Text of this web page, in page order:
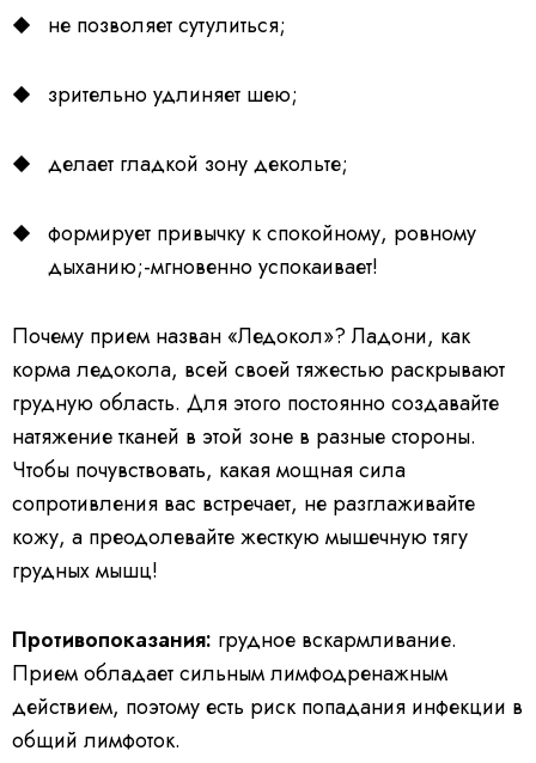
не позволяет сутулиться;
зрительно удлиняет шею;
делает гладкой зону декольте;
формирует привычку к спокойному, ровному
дыханию;-мгновенно успокаивает!
Почему прием назван «Ледокол»? Ладони, как
корма ледокола, всей своей тяжестью раскрывают
грудную область. Для этого постоянно создавайте
натяжение тканей в этой зоне в разные стороны.
Чтобы почувствовать, какая мощная сила
сопротивления вас встречает, не разглаживайте
кожу, а преодолевайте жесткую мышечную тягу
грудных мышц!
Противопоказания: грудное вскармливание.
Прием обладает сильным лимфодренажным
действием, поэтому есть риск попадания инфекции в
общий лимфоток.